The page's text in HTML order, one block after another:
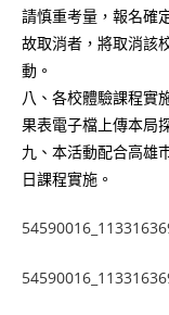
請慎重考量，報名確
故取消者，將取消該
動。
八、各校體驗課程實
果表電子檔上傳本局
九、本活動配合高雄
日課程實施。